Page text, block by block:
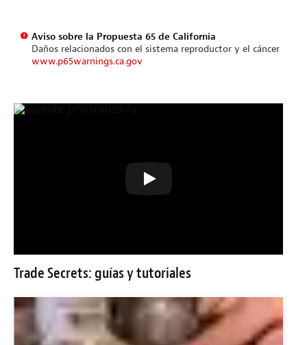
Aviso sobre la Propuesta 65 de California
Daños relacionados con el sistema reproductor y el cáncer
www.p65warnings.ca.gov
Trade Secrets: guías y tutoriales